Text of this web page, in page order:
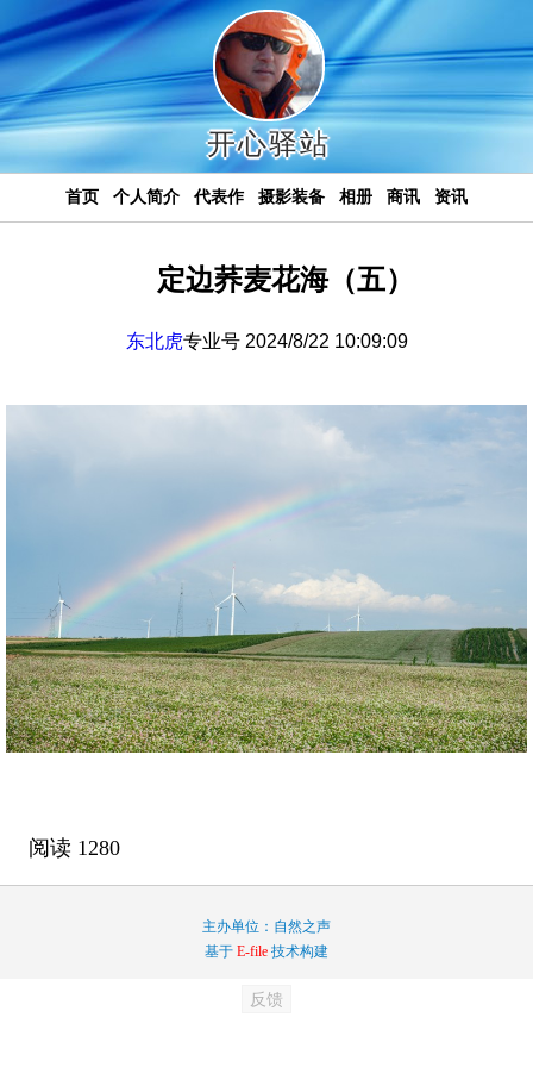
开心驿站
首页 个人简介 代表作 摄影装备 相册 商讯 资讯
定边荞麦花海（五）
东北虎专业号 2024/8/22 10:09:09
阅读 1280
主办单位：自然之声
基于 E-file 技术构建
反馈